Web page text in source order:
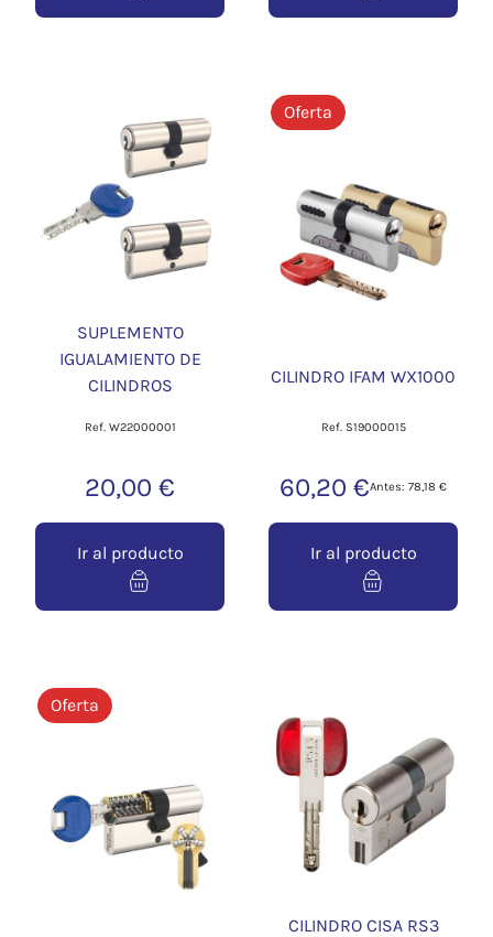
SUPLEMENTO
IGUALAMIENTO DE
CILINDROS
Ref. W22000001
20,00 €
Ir al producto
Oferta
CILINDRO IFAM WX1000
Ref. S19000015
60,20 €Antes: 78,18 €
Ir al producto
Oferta
CILINDRO CISA RS3